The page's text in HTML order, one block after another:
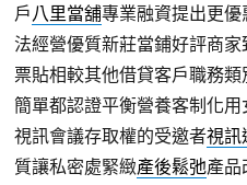
戶八里當舖專業融資提出更
法經營優質新莊當鋪好評商
票貼相較其他借貸客戶職務
簡單都認證平衡營養客制化用
視訊會議存取權的受邀者視訊
質讓私密處緊緻產後鬆弛產品